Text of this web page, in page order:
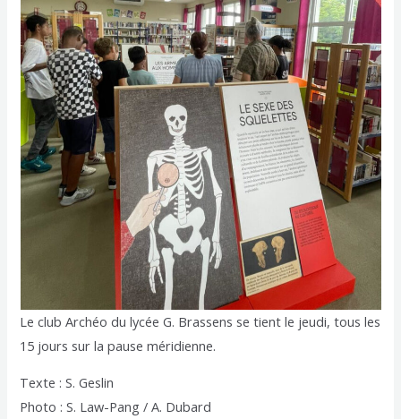
Le club Archéo du lycée G. Brassens se tient le jeudi, tous les
15 jours sur la pause méridienne.
Texte : S. Geslin
Photo : S. Law-Pang / A. Dubard